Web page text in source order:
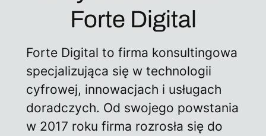
Forte Digital
Forte Digital to firma konsultingowa
specjalizująca się w technologii
cyfrowej, innowacjach i usługach
doradczych. Od swojego powstania
w 2017 roku firma rozrosła się do